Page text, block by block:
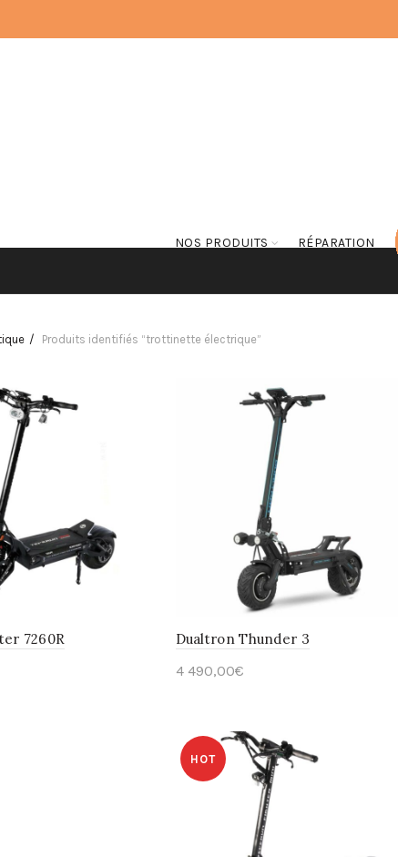
NOS PRODUITS RÉPARATION
Produits identifiés “trottinette électrique”
7260R
Dualtron Thunder 3
4 490,00€
HOT